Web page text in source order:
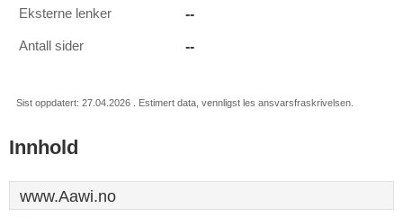
Eksterne lenker --
Antall sider --
Sist oppdatert: 27.04.2026 . Estimert data, vennligst les ansvarsfraskrivelsen.
Innhold
www.Aawi.no